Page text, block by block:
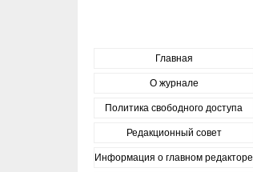
Главная
О журнале
Политика свободного доступа
Редакционный совет
Информация о главном редакторе